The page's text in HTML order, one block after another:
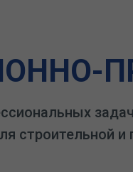
задач
строительной